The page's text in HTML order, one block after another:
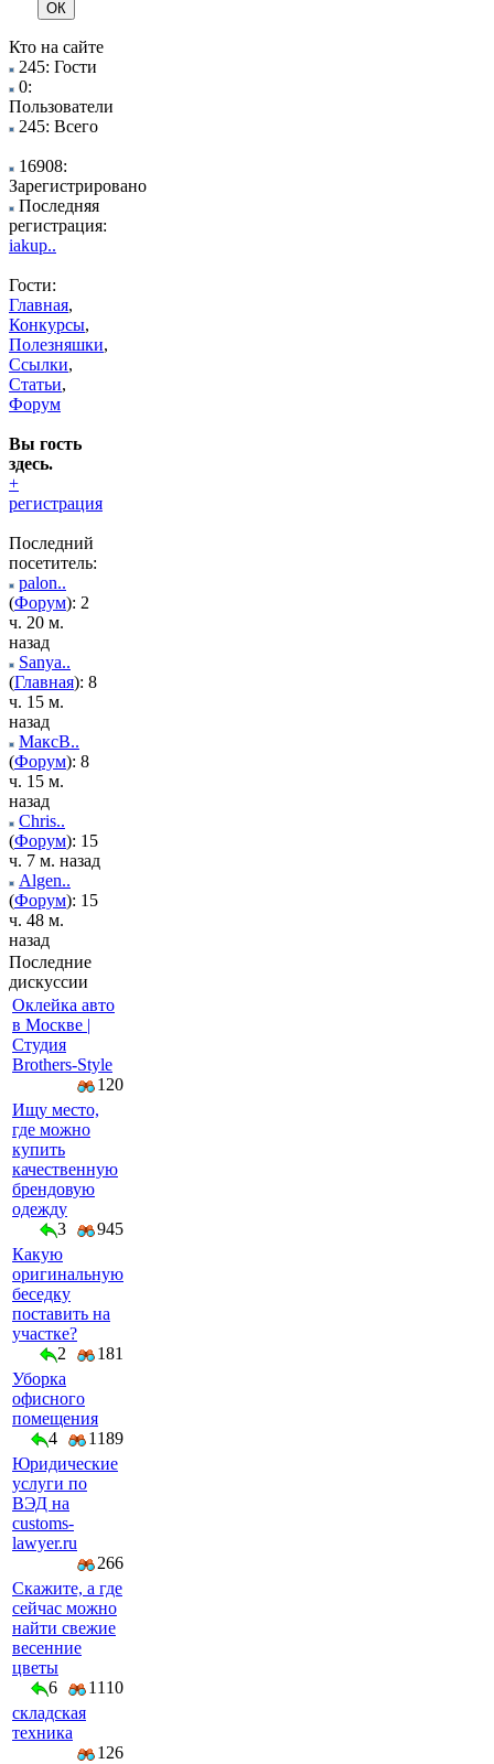
Кто на сайте
245: Гости
0:
Пользователи
245: Всего
16908:
Зарегистрировано
Последняя
регистрация:
iakup..
Гости:
Главная,
Конкурсы,
Полезняшки,
Ссылки,
Статьи,
Форум
Вы гость
здесь.
+
регистрация
Последний
посетитель:
palon..
(Форум): 2
ч. 20 м.
назад
Sanya..
(Главная): 8
ч. 15 м.
назад
МаксВ..
(Форум): 8
ч. 15 м.
назад
Chris..
(Форум): 15
ч. 7 м. назад
Algen..
(Форум): 15
ч. 48 м.
назад
Последние
дискуссии
Оклейка авто
в Москве |
Студия
Brothers-Style
120
Ищу место,
где можно
купить
качественную
брендовую
одежду
3
945
Какую
оригинальную
беседку
поставить на
участке?
2
181
Уборка
офисного
помещения
4
1189
Юридические
услуги по
ВЭД на
customs-
lawyer.ru
266
Скажите, а где
сейчас можно
найти свежие
весенние
цветы
6
1110
складская
техника
126